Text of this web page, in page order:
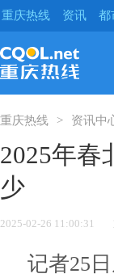
重庆热线 资讯 都
重庆热线 资讯中
2025年春
少
2025-02-26 11:00:31
记者25